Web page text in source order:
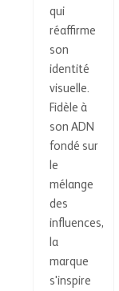
qui
réaffirme
son
identité
visuelle.
Fidèle à
son ADN
fondé sur
le
mélange
des
influences,
la
marque
s'inspire